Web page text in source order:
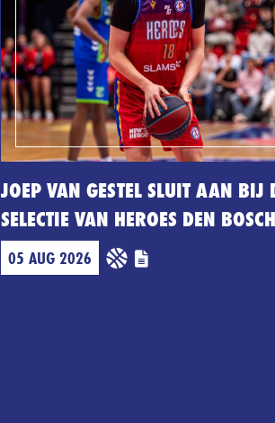
JOEP VAN GESTEL SLUIT AAN BIJ
SELECTIE VAN HEROES DEN BOSCH
05 AUG 2026